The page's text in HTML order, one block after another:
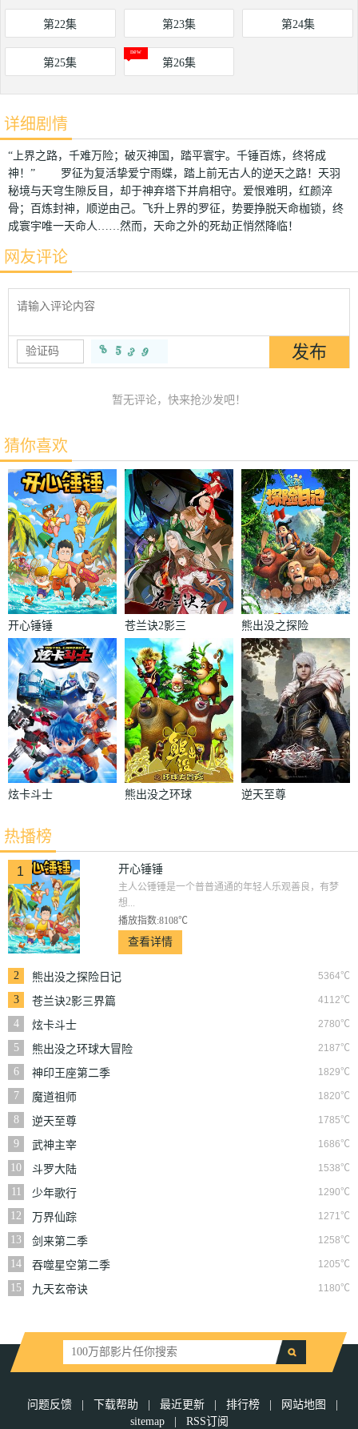
第22集 第23集 第24集
第25集 第26集
详细剧情
“上界之路，千难万险；破灭神国，踏平寰宇。千锤百炼，终将成
神！” 罗征为复活挚爱宁雨蝶，踏上前无古人的逆天之路！天羽
秘境与天穹生隙反目，却于神弃塔下并肩相守。爱恨难明，红颜淬
骨；百炼封神，顺逆由己。飞升上界的罗征，势要挣脱天命枷锁，终
成寰宇唯一天命人……然而，天命之外的死劫正悄然降临！
网友评论
暂无评论，快来抢沙发吧！
猜你喜欢
开心锤锤
苍兰诀2影三
界篇
熊出没之探险
日记
炫卡斗士
熊出没之环球
逆天至尊
热播榜
1 开心锤锤
主人公锤锤是一个普普通通的年轻人乐观善良，有梦
想...
播放指数:8108℃
查看详情
2 5364℃
熊出没之探险日记
3
4112℃
苍兰诀2影三界篇
4
2780℃
炫卡斗士
5
2187℃
熊出没之环球大冒险
6
1829℃
神印王座第二季
7
1820℃
魔道祖师
8
1785℃
逆天至尊
9
1686℃
武神主宰
10
1538℃
斗罗大陆
11
1290℃
少年歌行
12
1271℃
万界仙踪
13
1258℃
剑来第二季
14
1205℃
吞噬星空第二季
15
1180℃
九天玄帝诀
问题反馈 下载帮助 最近更新 排行榜 网站地图
sitemap
RSS订阅